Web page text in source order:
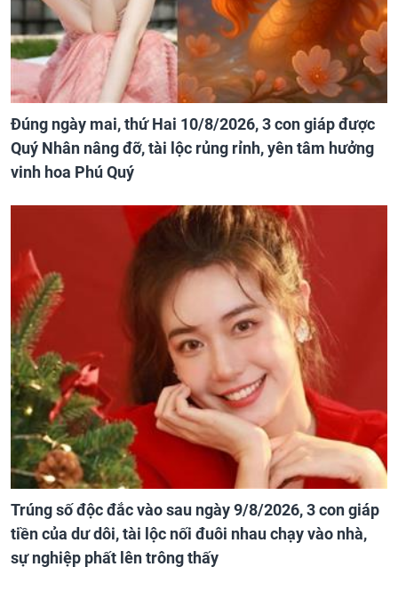
Đúng ngày mai, thứ Hai 10/8/2026, 3 con giáp được
Quý Nhân nâng đỡ, tài lộc rủng rỉnh, yên tâm hưởng
vinh hoa Phú Quý
Trúng số độc đắc vào sau ngày 9/8/2026, 3 con giáp
tiền của dư dôi, tài lộc nối đuôi nhau chạy vào nhà,
sự nghiệp phất lên trông thấy